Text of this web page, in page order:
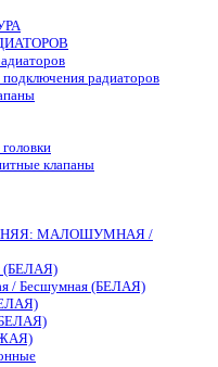
радиаторов
клапаны
МАЛОШУМНАЯ /
(БЕЛАЯ)
/ Бесшумная (БЕЛАЯ)